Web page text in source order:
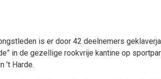
is er door 42 deelnemers
in de gezellige rookvrije kantine op
’t Harde.